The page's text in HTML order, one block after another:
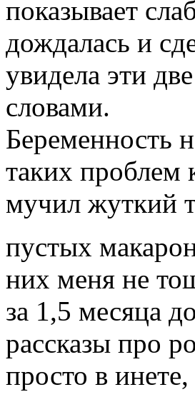
показывает
дождалась и
увидела эти
словами.
Беременность
таких проблем
мучил жуткий
пустых
них меня не
за 1,5 месяца
рассказы про
просто в